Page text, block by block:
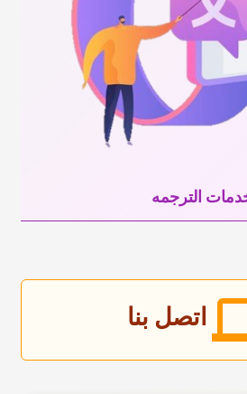
الترجمه
اتصل بنا